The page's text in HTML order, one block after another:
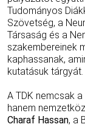
Tudományos
Szövetség, a
Társaság és a
szakembereinek
kaphassanak,
kutatásuk tárgyát.
A TDK nemcsak
hanem
Charaf Hassan, a